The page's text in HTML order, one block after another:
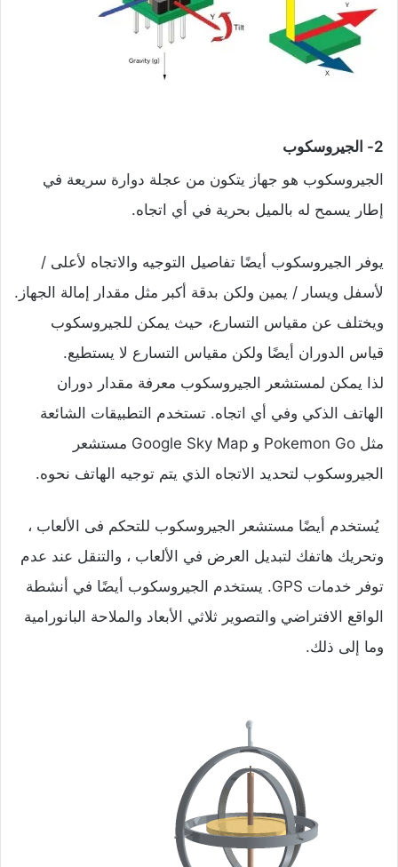
2- الجيروسكوب
الجيروسكوب هو جهاز يتكون من عجلة دوارة سريعة في
إطار يسمح له بالميل بحرية في أي اتجاه.
يوفر الجيروسكوب أيضًا تفاصيل التوجيه والاتجاه لأعلى /
لأسفل ويسار / يمين ولكن بدقة أكبر مثل مقدار إمالة الجهاز.
ويختلف عن مقياس التسارع، حيث يمكن للجيروسكوب
قياس الدوران أيضًا ولكن مقياس التسارع لا يستطيع.
لذا يمكن لمستشعر الجيروسكوب معرفة مقدار دوران
الهاتف الذكي وفي أي اتجاه. تستخدم التطبيقات الشائعة
مثل Pokemon Go و Google Sky Map مستشعر
الجيروسكوب لتحديد الاتجاه الذي يتم توجيه الهاتف نحوه.
يُستخدم أيضًا مستشعر الجيروسكوب للتحكم فى الألعاب ،
وتحريك هاتفك لتبديل العرض في الألعاب ، والتنقل عند عدم
توفر خدمات GPS. يستخدم الجيروسكوب أيضًا في أنشطة
الواقع الافتراضي والتصوير ثلاثي الأبعاد والملاحة البانورامية
وما إلى ذلك.